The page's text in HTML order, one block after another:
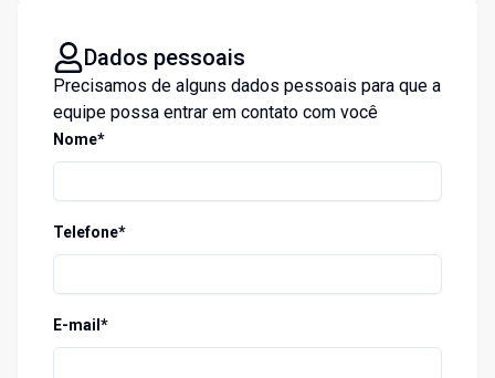
Dados pessoais
Precisamos de alguns dados pessoais para que a
equipe possa entrar em contato com você
Nome*
Telefone*
E-mail*